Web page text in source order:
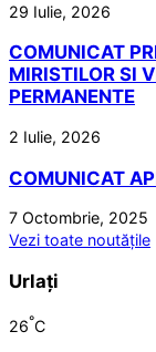
29 Iulie, 2026
COMUNICAT
MIRISTILOR SI
PERMANENTE
2 Iulie, 2026
COMUNICAT
7 Octombrie, 2025
Vezi toate noutățile
Urlați
26°C